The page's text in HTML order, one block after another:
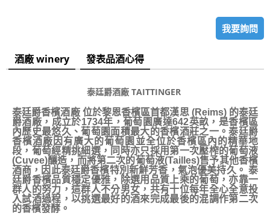
我要詢問
酒廠 winery 發表品酒心得
泰廷爵酒廠 TAITTINGER
泰廷爵香檳酒廠 位於黎恩香檳區首都漢思 (Reims) 的泰廷
爵酒廠，成立於1734年，葡萄園廣達642英畝，是香檳區
內歷史最悠久、葡萄園面積最大的香檳酒莊之一。泰廷爵
香檳酒廠因有廣大的葡萄園並全位於香檳區內的精華地
段，葡萄經精挑細選，同時亦只採用第一次壓榨的葡萄液
(Cuvee)釀造，而將第二次的葡萄液(Tailles)售予其他香檳
酒商，因此泰廷爵香檳特別新鮮芳香，氣泡優美持久。 泰
廷爵香檳品質穩定優雅，除選用品質上乘的葡萄，亦靠一
群人的努力，這群人不分男女，共有十位每年全心全意投
入試酒過程，以挑選最好的酒來完成最後的混調作第二次
的香檳發酵。